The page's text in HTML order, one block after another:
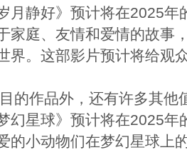
月静好》预计将在2025年
家庭、友情和爱情的故事
界。这部影片预计将给观
的作品外，还有许多其他
幻星球》预计将在2025年
的小动物们在梦幻星球上